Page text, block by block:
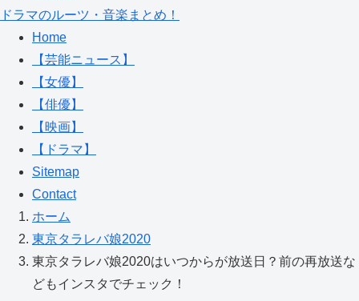
ドラマのルーツ・音楽まとめ！
Home
【芸能ニュース】
【女優】
【俳優】
【映画】
【ドラマ】
Sitemap
Contact
ホーム
東京タラレバ娘2020
東京タラレバ娘2020はいつからが放送日？前の再放送な
どもインスタでチェック！